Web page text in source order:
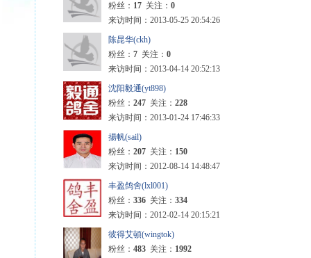
粉丝： 17 关注： 0
来访时间：2013-05-25 20:54:26
陈昆华(ckh)
粉丝： 7 关注： 0
来访时间：2013-04-14 20:52:13
沈阳毅通(yt898)
粉丝： 247 关注： 228
来访时间：2013-01-24 17:46:33
揚帆(sail)
粉丝： 207 关注： 150
来访时间：2012-08-14 14:48:47
丰盈鸽舍(lxl001)
粉丝： 336 关注： 334
来访时间：2012-02-14 20:15:21
彼得艾頓(wingtok)
粉丝： 483 关注： 1992